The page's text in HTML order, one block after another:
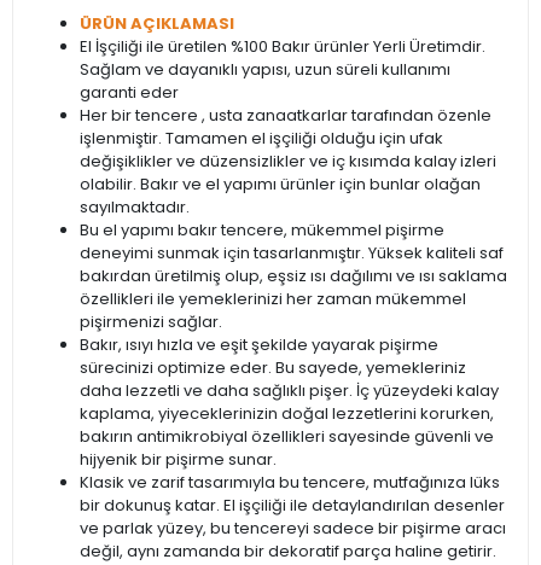
ÜRÜN AÇIKLAMASI
El İşçiliği ile üretilen %100 Bakır ürünler Yerli Üretimdir.
Sağlam ve dayanıklı yapısı, uzun süreli kullanımı
garanti eder
Her bir tencere , usta zanaatkarlar tarafından özenle
işlenmiştir. Tamamen el işçiliği olduğu için ufak
değişiklikler ve düzensizlikler ve iç kısımda kalay izleri
olabilir. Bakır ve el yapımı ürünler için bunlar olağan
sayılmaktadır.
Bu el yapımı bakır tencere, mükemmel pişirme
deneyimi sunmak için tasarlanmıştır. Yüksek kaliteli saf
bakırdan üretilmiş olup, eşsiz ısı dağılımı ve ısı saklama
özellikleri ile yemeklerinizi her zaman mükemmel
pişirmenizi sağlar.
Bakır, ısıyı hızla ve eşit şekilde yayarak pişirme
sürecinizi optimize eder. Bu sayede, yemekleriniz
daha lezzetli ve daha sağlıklı pişer. İç yüzeydeki kalay
kaplama, yiyeceklerinizin doğal lezzetlerini korurken,
bakırın antimikrobiyal özellikleri sayesinde güvenli ve
hijyenik bir pişirme sunar.
Klasik ve zarif tasarımıyla bu tencere, mutfağınıza lüks
bir dokunuş katar. El işçiliği ile detaylandırılan desenler
ve parlak yüzey, bu tencereyi sadece bir pişirme aracı
değil, aynı zamanda bir dekoratif parça haline getirir.